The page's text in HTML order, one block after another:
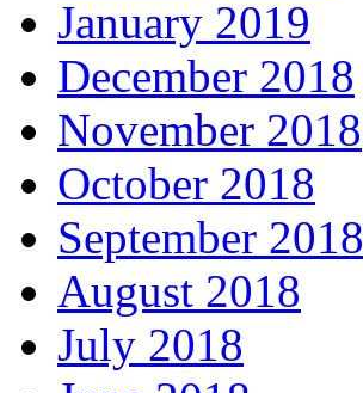
January 2019
December 2018
November 2018
October 2018
September 2018
August 2018
July 2018